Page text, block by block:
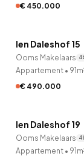
€ 450.000
20 uur geleden
Ien Daleshof 15
Ooms Makelaars 4
Appartement •
€ 490.000
20 uur geleden
Ien Daleshof 19
Ooms Makelaars 4
Appartement •